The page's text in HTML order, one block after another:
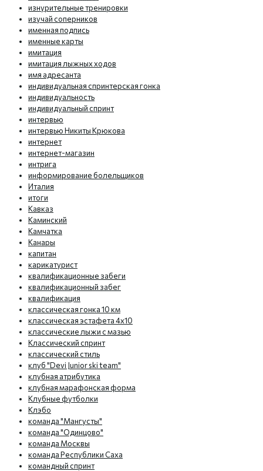
изнурительные тренировки
изучай соперников
именная подпись
именные карты
имитация
имитация лыжных ходов
имя адресанта
индивидуальная спринтерская гонка
индивидуальность
индивидуальный спринт
интервью
интервью Никиты Крюкова
интернет
интернет-магазин
интрига
информирование болельщиков
Италия
итоги
Кавказ
Каминский
Камчатка
Канары
капитан
карикатурист
квалификационные забеги
квалификационный забег
квалификация
классическая гонка 10 км
классическая эстафета 4х10
классические лыжи с мазью
Классический спринт
классический стиль
клуб "Devi Junior ski team"
клубная атрибутика
клубная марафонская форма
Клубные футболки
Клэбо
команда "Мангусты"
команда "Одинцово"
команда Москвы
команда Республики Саха
командный спринт